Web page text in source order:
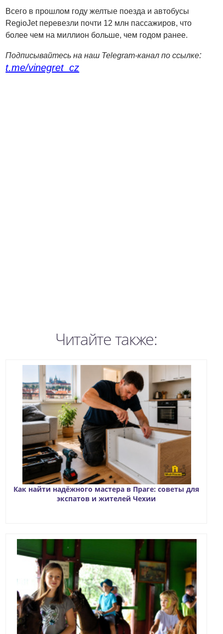
Всего в прошлом году желтые поезда и автобусы
RegioJet перевезли почти 12 млн пассажиров, что
более чем на миллион больше, чем годом ранее.
Подписывайтесь на наш Telegram-канал по ссылке:
t.me/vinegret_cz
Читайте также:
Как найти надёжного мастера в Праге: советы для
экспатов и жителей Чехии